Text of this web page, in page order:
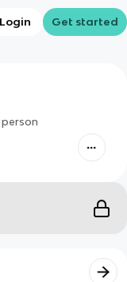
Login Get started
person